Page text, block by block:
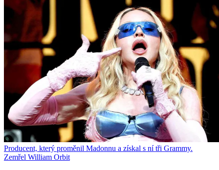
Producent, který proměnil Madonnu a získal s ní tři Grammy.
Zemřel William Orbit